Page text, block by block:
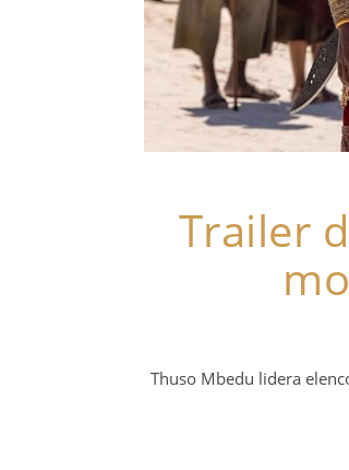
Trailer
Thuso Mbedu lidera